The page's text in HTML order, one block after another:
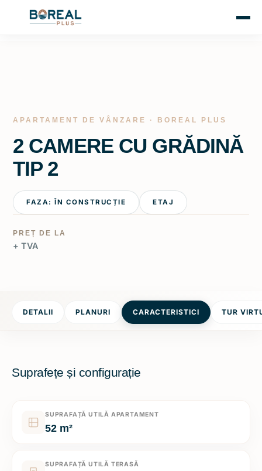
APARTAMENT DE VÂNZARE · BOREAL PLUS
2 CAMERE CU GRĂDINĂ
TIP 2
FAZA: ÎN CONSTRUCȚIE ETAJ
PREȚ DE LA
+ TVA
DETALII PLANURI CARACTERISTICI TUR
Suprafețe și configurație
SUPRAFAȚĂ UTILĂ APARTAMENT
52 m²
SUPRAFAȚĂ UTILĂ TERASĂ